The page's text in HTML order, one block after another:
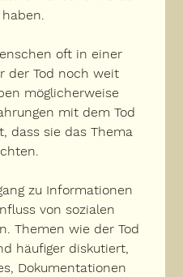
oft in einer
der Tod noch weit
möglicherweise
mit dem Tod
dass sie das Thema
zu Informationen
von sozialen
Themen wie der Tod
häufiger diskutiert,
Dokumentationen